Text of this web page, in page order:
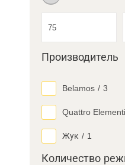
Производитель
Belamos / 3
Quattro Elementi
Жук / 1
Количество